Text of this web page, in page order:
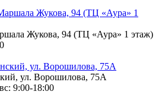
Жукова, 94 (ТЦ «Аура» 1 этаж)
ул. Ворошилова, 75А
9:00-18:00